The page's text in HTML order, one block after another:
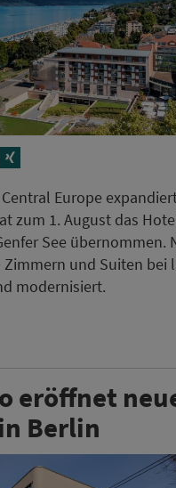
Europe
zum 1. August das
See übernommen.
Zimmern und Suiten bei
modernisiert.
eröffnet
Berlin